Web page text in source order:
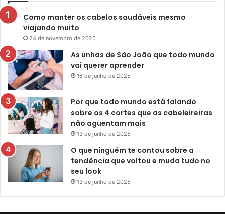
Como manter os cabelos saudáveis mesmo
viajando muito
24 de novembro de 2025
As unhas de São João que todo mundo
vai querer aprender
16 de junho de 2025
Por que todo mundo está falando
sobre os 4 cortes que as cabeleireiras
não aguentam mais
13 de junho de 2025
O que ninguém te contou sobre a
tendência que voltou e muda tudo no
seu look
13 de junho de 2025